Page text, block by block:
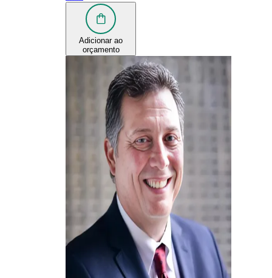
Adicionar ao
orçamento